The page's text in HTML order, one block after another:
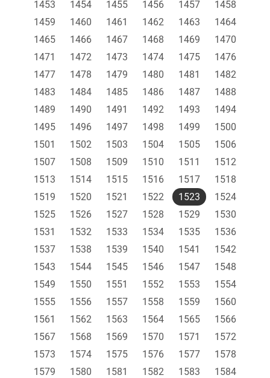
1453
1454 1455 1456 1457
1458
1459
1460 1461 1462 1463
1464
1465
1466 1467 1468 1469
1470
1471
1472 1473 1474 1475
1476
1477
1478 1479 1480 1481
1482
1483
1484 1485 1486 1487
1488
1489
1490 1491 1492 1493
1494
1495
1496 1497 1498 1499
1500
1501
1502 1503 1504 1505
1506
1507
1508 1509 1510 1511
1512
1513
1514 1515 1516 1517
1518
1519
1520 1521 1522 1523
1524
1525
1526 1527 1528 1529
1530
1531
1532 1533 1534 1535
1536
1537
1538 1539 1540 1541
1542
1543
1544 1545 1546 1547
1548
1549
1550 1551 1552 1553
1554
1555
1556 1557 1558 1559
1560
1561
1562 1563 1564 1565
1566
1567
1568 1569 1570 1571
1572
1573
1574 1575 1576 1577
1578
1579
1580 1581 1582 1583
1584